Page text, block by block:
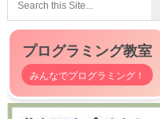
プログラミング教室
みんなでプログラミング！